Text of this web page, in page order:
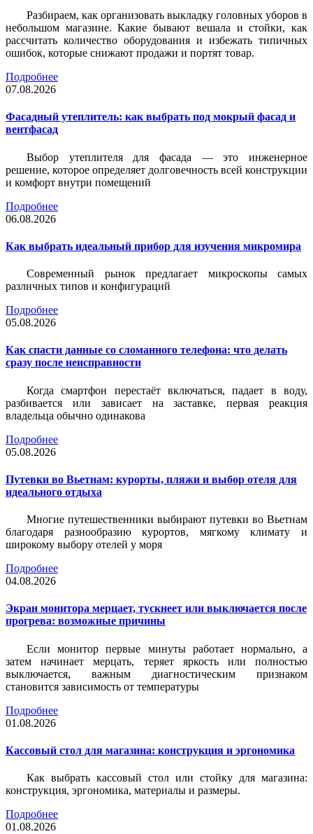
Разбираем, как организовать выкладку головных уборов в
небольшом магазине. Какие бывают вешала и стойки, как
рассчитать количество оборудования и избежать типичных
ошибок, которые снижают продажи и портят товар.
Подробнее
07.08.2026
Фасадный утеплитель: как выбрать под мокрый фасад и
вентфасад
Выбор утеплителя для фасада — это инженерное
решение, которое определяет долговечность всей конструкции
и комфорт внутри помещений
Подробнее
06.08.2026
Как выбрать идеальный прибор для изучения микромира
Современный рынок предлагает микроскопы самых
различных типов и конфигураций
Подробнее
05.08.2026
Как спасти данные со сломанного телефона: что делать
сразу после неисправности
Когда смартфон перестаёт включаться, падает в воду,
разбивается или зависает на заставке, первая реакция
владельца обычно одинакова
Подробнее
05.08.2026
Путевки во Вьетнам: курорты, пляжи и выбор отеля для
идеального отдыха
Многие путешественники выбирают путевки во Вьетнам
благодаря разнообразию курортов, мягкому климату и
широкому выбору отелей у моря
Подробнее
04.08.2026
Экран монитора мерцает, тускнеет или выключается после
прогрева: возможные причины
Если монитор первые минуты работает нормально, а
затем начинает мерцать, теряет яркость или полностью
выключается, важным диагностическим признаком
становится зависимость от температуры
Подробнее
01.08.2026
Кассовый стол для магазина: конструкция и эргономика
Как выбрать кассовый стол или стойку для магазина:
конструкция, эргономика, материалы и размеры.
Подробнее
01.08.2026